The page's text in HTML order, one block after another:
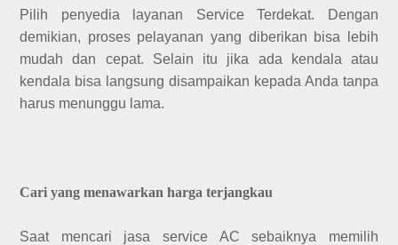
Pilih penyedia layanan Service Terdekat. Dengan
demikian, proses pelayanan yang diberikan bisa lebih
mudah dan cepat. Selain itu jika ada kendala atau
kendala bisa langsung disampaikan kepada Anda tanpa
harus menunggu lama.
Cari yang menawarkan harga terjangkau
Saat mencari jasa service AC sebaiknya memilih